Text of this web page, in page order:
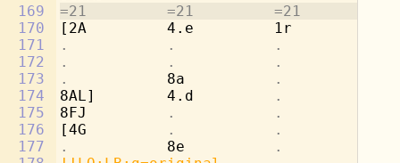
169
170
171
172
173
174
175
176
177
=21         =21         =21
[2A         4.e         1r
.           .           .
.           .           .
. 8a
.           .
8AL]        4.d
.
8FJ
.           .           .
[4G
.           .
. 8e
.           .